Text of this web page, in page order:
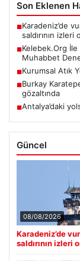
Son Eklenen
■Karadeniz’de
saldırının izleri
■Kelebek.Org
Muhabbet
■Kurumsal Atık
■Burkay
gözaltında
■Antalya’daki
Güncel
08/08/2026
Karadeniz’de
saldırının izleri